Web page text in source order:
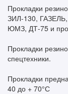
Прокладки
ЗИЛ-130,
ЮМЗ, ДТ-75 и
Прокладки
спецтехники.
Прокладки
40 до + 70°С